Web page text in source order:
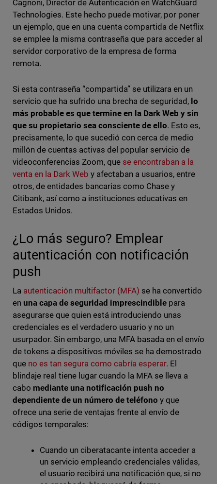
Cagnoni, Director de Autenticación en WatchGuard
Technologies. Este hecho puede motivar, por poner
un ejemplo, que en una cuenta compartida de Netflix
se emplee la misma contraseña que para acceder al
servidor corporativo de la empresa de forma
remota.
Si esta contraseña “compartida” se utilizara en un
servicio que ha sufrido una brecha de seguridad, lo
más probable es que termine en la Dark Web y sin
que su propietario sea consciente de ello. Esto es,
precisamente, lo que sucedió con cerca de medio
millón de cuentas activas del popular servicio de
videoconferencias Zoom, que se encontraban a la
venta en la Dark Web y afectaban a usuarios, entre
otros, de entidades bancarias como Chase y
Citibank, así como a instituciones educativas en
Estados Unidos.
¿Lo más seguro? Emplear
autenticación con notificación
push
La autenticación multifactor (MFA) se ha convertido
en una capa de seguridad imprescindible para
asegurarse que quien está introduciendo unas
credenciales es el verdadero usuario y no un
usurpador. Sin embargo, una MFA basada en el envío
de tokens a dispositivos móviles se ha demostrado
que no es tan segura como cabría esperar. El
blindaje real tiene lugar cuando la MFA se lleva a
cabo mediante una notificación push no
dependiente de un número de teléfono y que
ofrece una serie de ventajas frente al envío de
códigos temporales:
Cuando un ciberatacante intenta acceder a
un servicio empleando credenciales válidas,
el usuario recibirá una notificación que, si no